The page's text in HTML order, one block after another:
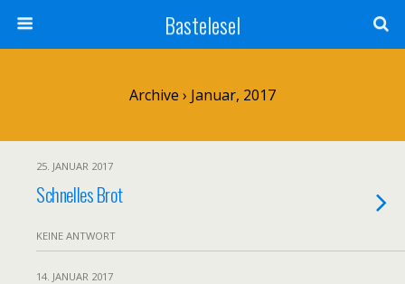
Bastelesel
Archive › Januar, 2017
25. JANUAR 2017
Schnelles Brot
KEINE ANTWORT
14. JANUAR 2017